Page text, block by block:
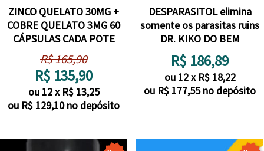
ZINCO QUELATO 30MG +
COBRE QUELATO 3MG 60
CÁPSULAS CADA POTE
R$165,90
R$ 135,90
ou 12x R$ 13,25
ou R$ 129,10 no depósito
DESPARASITOL elimina
somente os parasitas ruins
DR. KIKO DO BEM
R$ 186,89
ou 12x R$ 18,22
ou R$ 177,55 no depósito